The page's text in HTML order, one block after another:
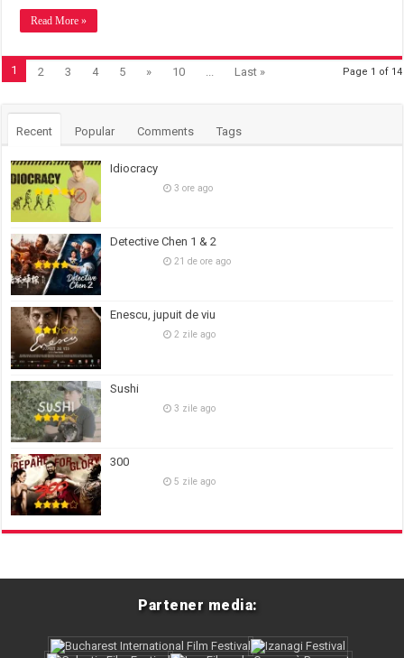
Read More »
Page 1 of 14
1 2 3 4 5 » 10 ... Last »
Recent Popular Comments Tags
Idiocracy
3 ore ago
Detective Chen 1 & 2
21 de ore ago
Enescu, jupuit de viu
2 zile ago
Sushi
3 zile ago
300
5 zile ago
Partener media: